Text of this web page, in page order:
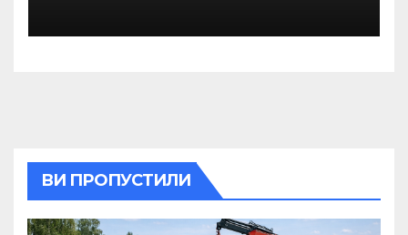
ВИ ПРОПУСТИЛИ